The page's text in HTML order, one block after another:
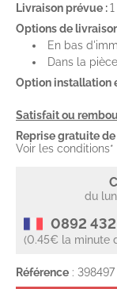
Livraison prévue :
Options de
En bas
Dans la
Option installation
Satisfait ou
Reprise gratuite
Voir les conditions*
du
0892
(0.45€ la minute
Référence : 398497